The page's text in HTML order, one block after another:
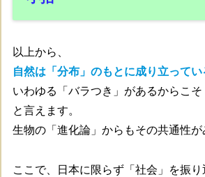
以上から、
自然は「分布」のもとに成り立ってい
いわゆる「バラつき」があるからこそ
と言えます。
生物の「進化論」からもその共通性が
ここで、日本に限らず「社会」を振り